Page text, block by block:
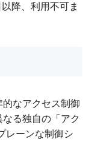
降、利用不可ま
なアクセス制御
る独自の「アク
レーンな制御シ